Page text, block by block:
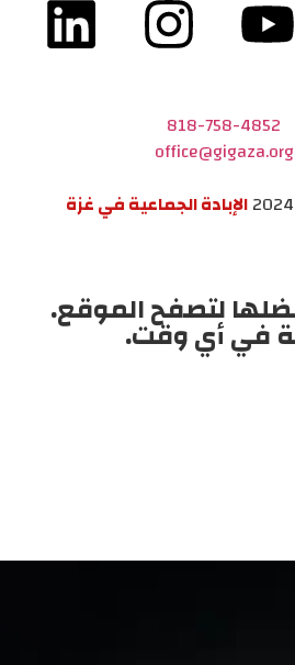
818-758-4852
office@gigaza.org
الإبادة الجماعية في غزة
لتصفح الموقع.
في أي وقت.